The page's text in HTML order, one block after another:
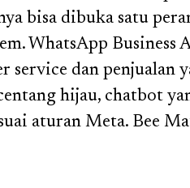
bisa dibuka satu
WhatsApp Business
service dan penjualan
hijau, chatbot
aturan Meta. Bee